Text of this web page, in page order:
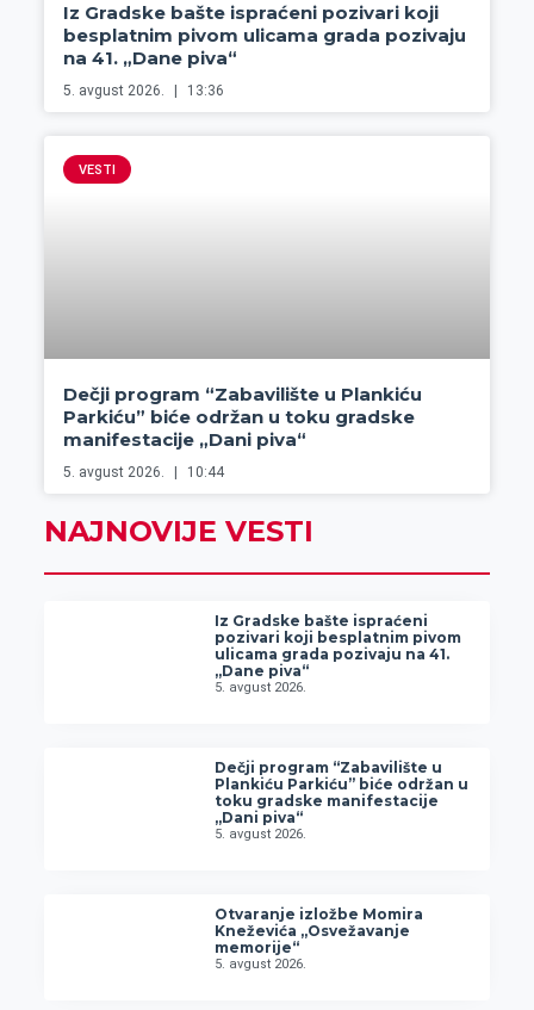
Iz Gradske bašte ispraćeni pozivari koji
besplatnim pivom ulicama grada pozivaju
na 41. „Dane piva“
5. avgust 2026. 13:36
VESTI
Dečji program “Zabavilište u Plankiću
Parkiću” biće održan u toku gradske
manifestacije „Dani piva“
5. avgust 2026. 10:44
NAJNOVIJE VESTI
Iz Gradske bašte ispraćeni
pozivari koji besplatnim pivom
ulicama grada pozivaju na 41.
„Dane piva“
5. avgust 2026.
Dečji program “Zabavilište u
Plankiću Parkiću” biće održan u
toku gradske manifestacije
„Dani piva“
5. avgust 2026.
Otvaranje izložbe Momira
Kneževića „Osvežavanje
memorije“
5. avgust 2026.